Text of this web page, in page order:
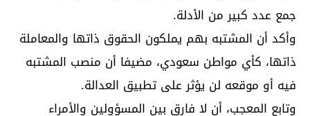
جمع عدد كبير من الأدلة.
وأكد أن المشتبه بهم يملكون الحقوق ذاتها والمعاملة
ذاتها، كأي مواطن سعودي، مضيفا أن منصب المشتبه
فيه أو موقعه لن يؤثر على تطبيق العدالة.
وتابع المعجب، أن لا فارق بين المسؤولين والأمراء